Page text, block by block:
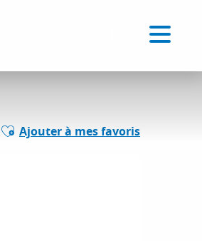
Ajouter aux favoris
Ajouter à mes favoris